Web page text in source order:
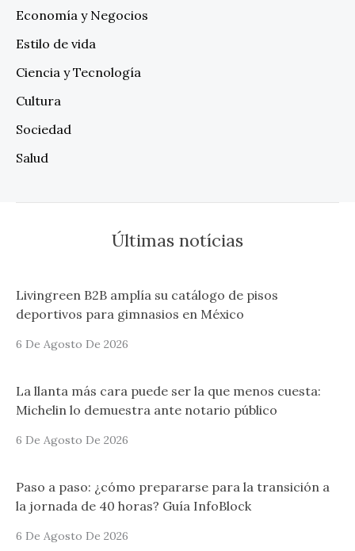
Economía y Negocios
Estilo de vida
Ciencia y Tecnología
Cultura
Sociedad
Salud
Últimas notícias
Livingreen B2B amplía su catálogo de pisos
deportivos para gimnasios en México
6 De Agosto De 2026
La llanta más cara puede ser la que menos cuesta:
Michelin lo demuestra ante notario público
6 De Agosto De 2026
Paso a paso: ¿cómo prepararse para la transición a
la jornada de 40 horas? Guía InfoBlock
6 De Agosto De 2026